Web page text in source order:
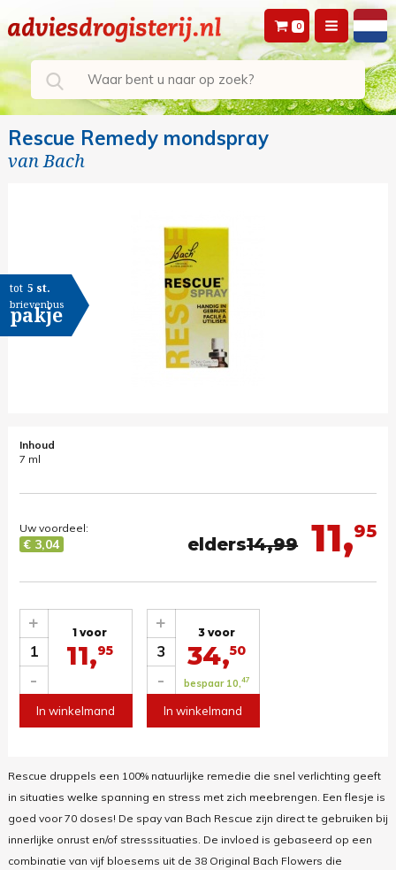
0
Rescue Remedy mondspray
vanBach
tot 5 st.
brievenbus
pakje
Inhoud
7 ml
11,95
elders14,99
Uw voordeel:
€ 3,04
1
-
+ 1 voor
11,95
In winkelmand
3
-
+ 3 voor
34,50
bespaar 10,47
In winkelmand
Rescue druppels een 100% natuurlijke remedie die snel verlichting geeft
in situaties welke spanning en stress met zich meebrengen. Een flesje is
goed voor 70 doses! De spay van Bach Rescue zijn direct te gebruiken bij
innerlijke onrust en/of stresssituaties. De invloed is gebaseerd op een
combinatie van vijf bloesems uit de 38 Original Bach Flowers die